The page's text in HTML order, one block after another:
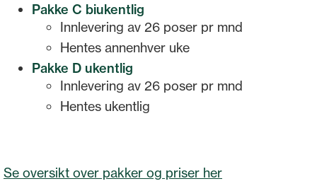
Pakke C biukentlig
Innlevering av 26 poser pr mnd
Hentes annenhver uke
Pakke D ukentlig
Innlevering av 26 poser pr mnd
Hentes ukentlig
Se oversikt over pakker og priser her